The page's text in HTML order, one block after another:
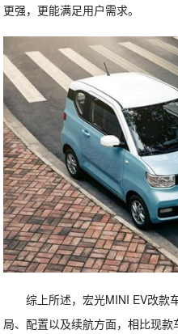
更强，更能满足用户需求。
综上所述，宏光MINI EV改款
局、配置以及续航方面，相比现